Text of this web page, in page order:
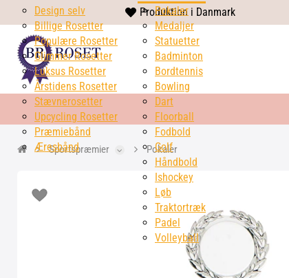
heart
solid
Produktion i Danmark
Design selv
Billige Rosetter
Populære Rosetter
Glimmer Rosetter
Luksus Rosetter
Årstidens Rosetter
Stævnerosetter
Upcycling Rosetter
Præmiebånd
Æresbånd
Pokaler
Medaljer
Statuetter
Badminton
Bordtennis
Bowling
Dart
Floorball
Fodbold
Golf
Håndbold
Ishockey
Løb
Traktortræk
Padel
Volleyball
Sportspræmier Pokaler